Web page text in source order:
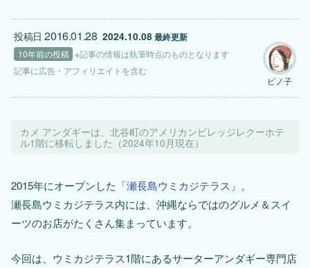
投稿日2016.01.28 2024.10.08 最終更新
10年前の投稿 ※記事の情報は執筆時点のものとなります
記事に広告 ・アフィリエイトを含む
ピノ子
カメ アンダギーは、北谷町のアメリカンビレッジレクーホテ
ル1階に移転しました（2024年10月現在）
2015年にオープンした「瀬長島ウミカジテラス 」。
瀬長島ウミカジテラス内には、沖縄ならではのグルメ＆スイ
ーツのお店がたくさん集まっています。
今回は、ウミカジテラス1階にあるサーターアンダギー専門店